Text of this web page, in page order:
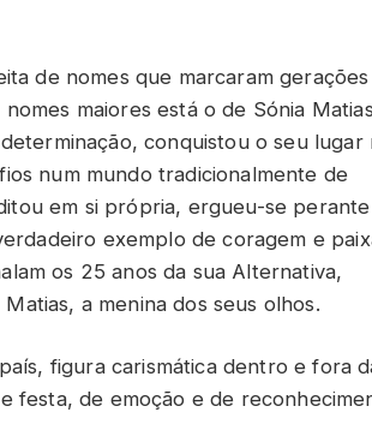
de nomes que marcaram
maiores está o de Sónia
conquistou o seu lugar
num mundo tradicionalmente de
em si própria, ergueu-se perante
exemplo de coragem e
os 25 anos da sua Alternativa,
a menina dos seus olhos.
figura carismática dentro e fora
festa, de emoção e de